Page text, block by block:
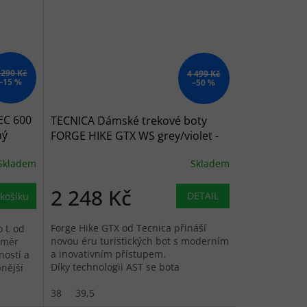
Kč
%
600
L od
a
4 499 Kč
–50 %
TECNICA Dámské trekové boty
FORGE HIKE GTX WS grey/violet -
Skladem
2 248 Kč DETAIL
Forge Hike GTX od Tecnica přináší
novou éru turistických bot s moderním
a inovativním přístupem.
Díky technologii AST se bota
38
39,5